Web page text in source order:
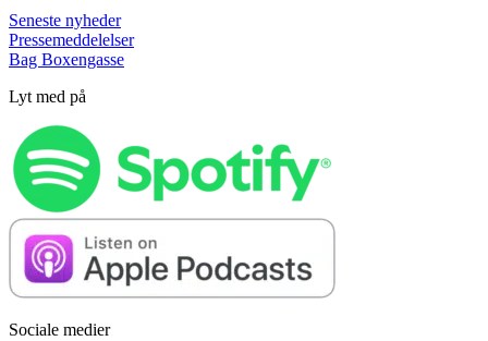
Seneste nyheder
Pressemeddelelser
Bag Boxengasse
Lyt med på
Sociale medier